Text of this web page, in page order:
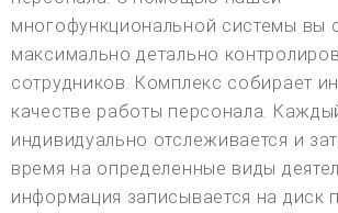
многофункциональной системы вы
максимально детально
сотрудников. Комплекс собирает
качестве работы персонала.
индивидуально отслеживается и
время на определенные виды
информация записывается на диск